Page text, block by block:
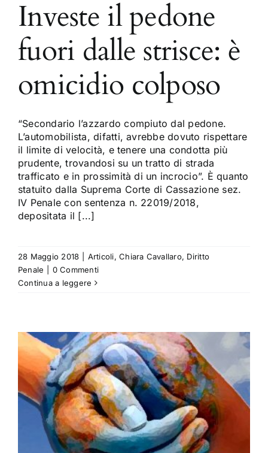
Investe il pedone
fuori dalle strisce: è
omicidio colposo
“Secondario l’azzardo compiuto dal pedone.
L’automobilista, difatti, avrebbe dovuto rispettare
il limite di velocità, e tenere una condotta più
prudente, trovandosi su un tratto di strada
trafficato e in prossimità di un incrocio”. È quanto
statuito dalla Suprema Corte di Cassazione sez.
IV Penale con sentenza n. 22019/2018,
depositata il [...]
28 Maggio 2018 Articoli,Chiara Cavallaro, Diritto
Penale
0 Commenti
Continua a leggere